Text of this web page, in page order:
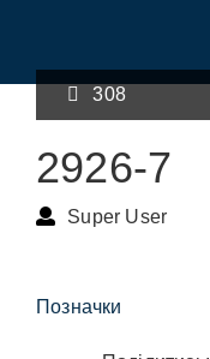
308
2926-7
Super User
Позначки